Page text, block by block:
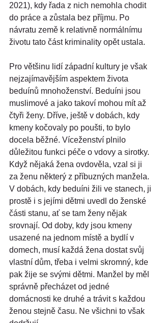
2021), kdy řada z nich nemohla chodit
do práce a zůstala bez příjmu. Po
návratu země k relativně normálnímu
životu tato část kriminality opět ustala.
Pro většinu lidí západní kultury je však
nejzajímavějším aspektem života
beduínů mnohoženství. Beduíni jsou
muslimové a jako takoví mohou mít až
čtyři ženy. Dříve, ještě v dobách, kdy
kmeny kočovaly po poušti, to bylo
docela běžné. Víceženství plnilo
důležitou funkci péče o vdovy a sirotky.
Když nějaká žena ovdověla, vzal si ji
za ženu některý z příbuzných manžela.
V dobách, kdy beduíni žili ve stanech, ji
prostě i s jejími dětmi uvedl do ženské
části stanu, ať se tam ženy nějak
srovnají. Od doby, kdy jsou kmeny
usazené na jednom místě a bydlí v
domech, musí každá žena dostat svůj
vlastní dům, třeba i velmi skromný, kde
pak žije se svými dětmi. Manžel by měl
správně přecházet od jedné
domácnosti ke druhé a trávit s každou
ženou stejně času. Ne všichni to však